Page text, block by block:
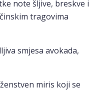
note šljive, breskve i
tragovima
smjesa avokada,
miris koji se